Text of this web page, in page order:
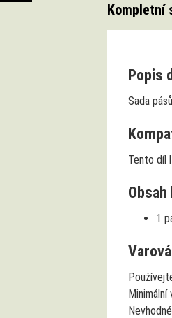
Kompletní
Popis
Sada
Tento díl
Obsah
1
Minimální